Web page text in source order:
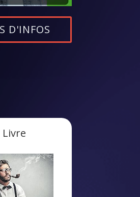
D'INFOS
Livre